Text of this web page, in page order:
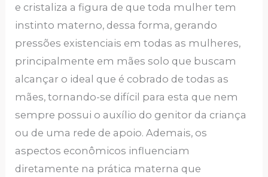
e cristaliza a figura de que toda mulher tem
instinto materno, dessa forma, gerando
pressões existenciais em todas as mulheres,
principalmente em mães solo que buscam
alcançar o ideal que é cobrado de todas as
mães, tornando-se difícil para esta que nem
sempre possui o auxílio do genitor da criança
ou de uma rede de apoio. Ademais, os
aspectos econômicos influenciam
diretamente na prática materna que